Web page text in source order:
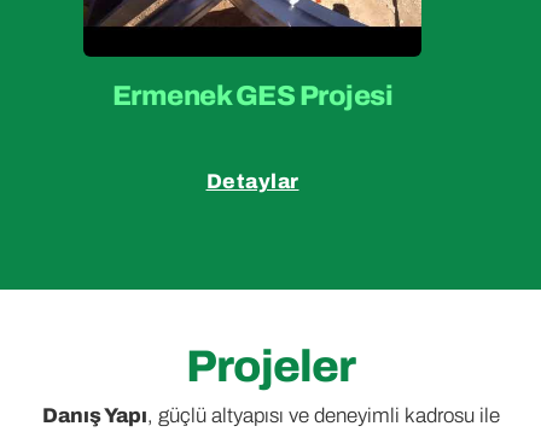
Ermenek GES Projesi
Detaylar
Projeler
Danış Yapı, güçlü altyapısı ve deneyimli kadrosu ile